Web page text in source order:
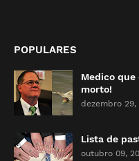
POPULARES
Medico
morto!
dezembro 29,
Lista de
outubro 09,